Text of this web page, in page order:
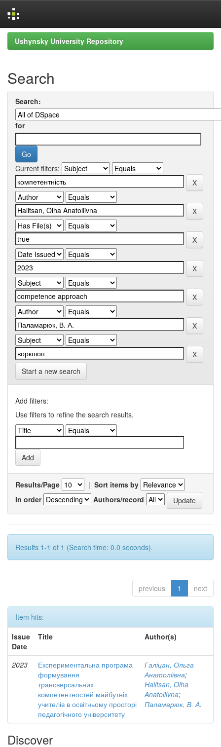
Skip
navigation
Ushynsky University Repository
Search
Search:
for
Current filters:
Start a new search
Add filters:
Use filters to refine the search results.
Results/Page | Sort items by
In order
Authors/record
Results 1-1 of 1 (Search time: 0.0 seconds).
previous 1 next
Item hits:
Issue
Date
Title Author(s)
2023
Експериментальна програма
формування
трансверсальних
компетентностей майбутніх
учителів в освітньому просторі
педагогічного університету
Галіцан, Ольга
Анатоліївна;
Halitsan, Olha
Anatoliivna;
Паламарюк, В. А.
Discover